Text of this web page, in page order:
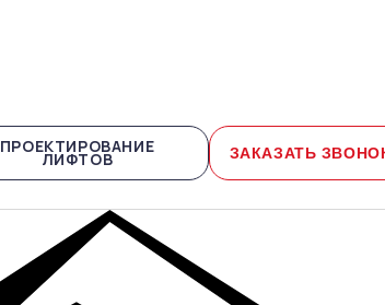
ПРОЕКТИРОВАНИЕ
ЛИФТОВ ЗАКАЗАТЬ